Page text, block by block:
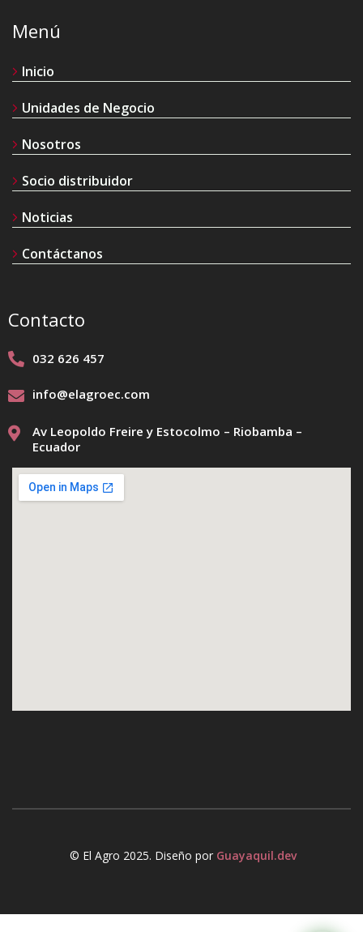
Menú
Inicio
Unidades de Negocio
Nosotros
Socio distribuidor
Noticias
Contáctanos
Contacto
032 626 457
info@elagroec.com
Av Leopoldo Freire y Estocolmo – Riobamba –
Ecuador
© El Agro 2025. Diseño por Guayaquil.dev